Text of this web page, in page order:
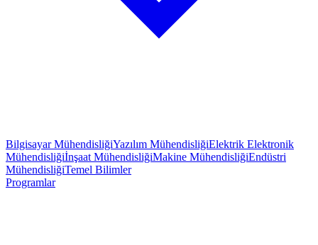
Bilgisayar MühendisliğiYazılım MühendisliğiElektrik Elektronik
Mühendisliğiİnşaat MühendisliğiMakine MühendisliğiEndüstri
MühendisliğiTemel Bilimler
Programlar